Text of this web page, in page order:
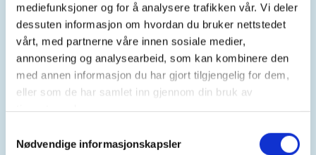
mediefunksjoner og for å analysere trafikken vår. Vi deler
dessuten informasjon om hvordan du bruker nettstedet
vårt, med partnerne våre innen sosiale medier,
annonsering og analysearbeid, som kan kombinere den
med annen informasjon du har gjort tilgjengelig for dem,
eller som de har samlet inn gjennom din bruk av
Nødvendige informasjonskapsler
Turens totale lengde: Ca. 3 km.
Terreng: Kupert, grusvei og sti (det er ikke mulig å
trille barnevogn på de delene av turen som går på
sti)
toalettfasiliteter på turen